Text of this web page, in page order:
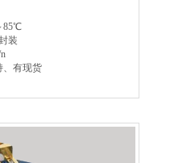
85℃
装
、有现货